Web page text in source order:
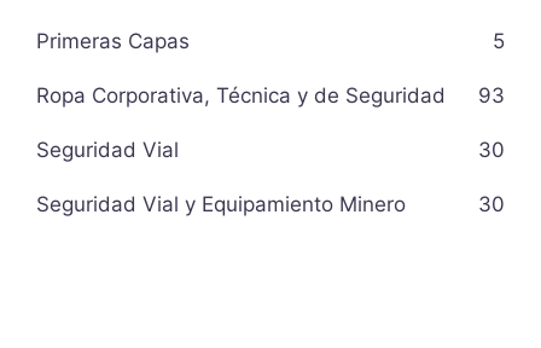
Primeras Capas 5
Ropa Corporativa, Técnica y de Seguridad 93
Seguridad Vial 30
Seguridad Vial y Equipamiento Minero 30